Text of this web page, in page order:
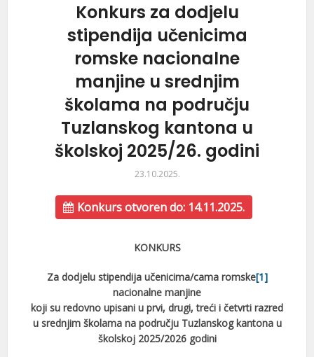
Konkurs za dodjelu
stipendija učenicima
romske nacionalne
manjine u srednjim
školama na području
Tuzlanskog kantona u
školskoj 2025/26. godini
23.10.2025.
Konkurs otvoren do: 14.11.2025.
KONKURS
Za dodjelu stipendija učenicima/cama romske[1]
nacionalne manjine
koji su redovno upisani u prvi, drugi, treći i četvrti razred
u srednjim školama na području Tuzlanskog kantona u
školskoj 2025/2026 godini